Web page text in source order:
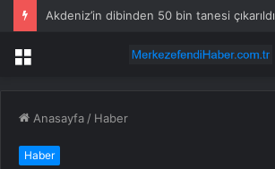
Akdeniz’in dibinden 50 bin tanesi çıkarıldı
Menü
Anasayfa / Haber
Haber